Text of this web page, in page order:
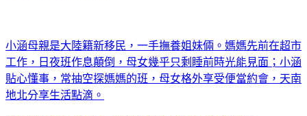
小涵母親是大陸籍新移民，一手撫養姐妹倆。媽媽先前在超市
工作，日夜班作息顛倒，母女幾乎只剩睡前時光能見面；小涵
貼心懂事，常抽空探媽媽的班，母女格外享受便當約會，天南
地北分享生活點滴。